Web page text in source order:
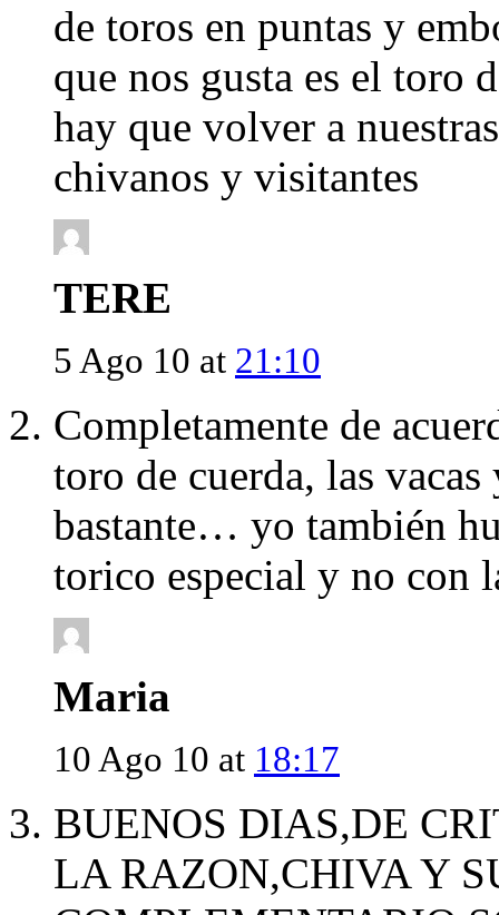
de toros en puntas y
que nos gusta es el toro
hay que volver a
chivanos y visitantes
TERE
5 Ago 10 at 21:10
Completamente de
toro de cuerda, las
bastante… yo también
torico especial y no con
Maria
10 Ago 10 at 18:17
BUENOS DIAS,DE
LA RAZON,CHIVA Y